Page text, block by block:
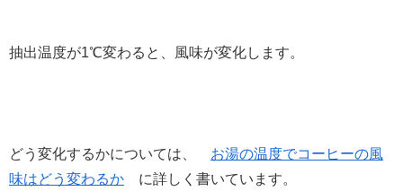
抽出温度が1℃変わると、風味が変化します。
どう変化するかについては、 お湯の温度でコーヒーの風
味はどう変わるか に詳しく書いています。